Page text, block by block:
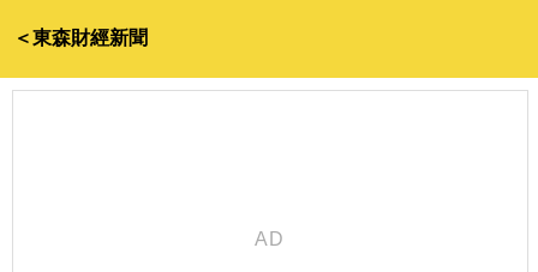
＜東森財經新聞